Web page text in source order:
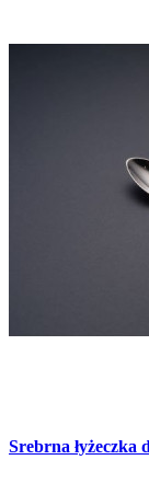
Srebrna łyżeczka